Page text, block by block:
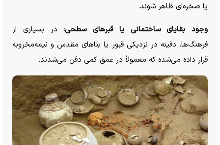
یا صخره‌ای ظاهر شوند.
وجود بقایای ساختمانی یا قبر‌های سطحی:در بسیاری از
فرهنگ‌ها، دفینه در نزدیکی قبور یا بنا‌های مقدس و نیمه‌مخروبه
قرار داده می‌شده که معمولاً در عمق کمی دفن می‌شدند.